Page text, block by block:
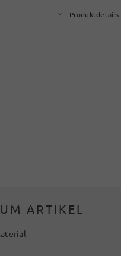
Produktdetails
ARTIKEL